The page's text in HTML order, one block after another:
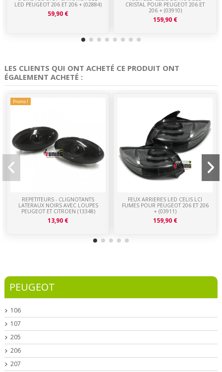
LED PEUGEOT 206 ET 206 + (02884)
59,90 €
CRISTAL POUR PEUGEOT 206 ET
206 + (03910)
159,90 €
LES CLIENTS QUI ONT ACHETÉ CE PRODUIT ONT
ÉGALEMENT ACHETÉ :
Promo !
REPETITEURS - CLIGNOTANTS
LATERAUX NOIRS AVEC LOUPES
PEUGEOT ET CITROEN (13348)
13,90 €
FEUX ARRIERES LED CELIS LCI
FUMES POUR PEUGEOT 206 ET 206
+ (03911)
159,90 €
PEUGEOT
106
107
205
206
207